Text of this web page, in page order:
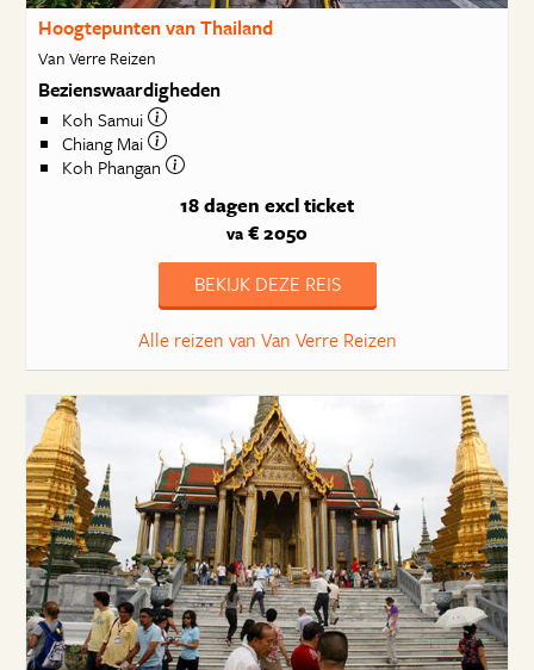
Hoogtepunten van Thailand
Van Verre Reizen
Bezienswaardigheden
Koh Samui
Chiang Mai
Koh Phangan
18 dagen excl ticket
va € 2050
BEKIJK DEZE REIS
Alle reizen van Van Verre Reizen